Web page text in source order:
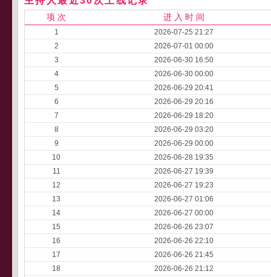
项 次 进 入 时 间
1
2026-07-25 21:27
2
2026-07-01 00:00
3
2026-06-30 16:50
4
2026-06-30 00:00
5
2026-06-29 20:41
6
2026-06-29 20:16
7
2026-06-29 18:20
8
2026-06-29 03:20
9
2026-06-29 00:00
10
2026-06-28 19:35
11
2026-06-27 19:39
12
2026-06-27 19:23
13
2026-06-27 01:06
14
2026-06-27 00:00
15
2026-06-26 23:07
16
2026-06-26 22:10
17
2026-06-26 21:45
18
2026-06-26 21:12